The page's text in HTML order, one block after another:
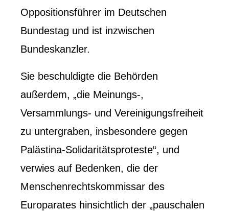
Oppositionsführer im Deutschen
Bundestag und ist inzwischen
Bundeskanzler.
Sie beschuldigte die Behörden
außerdem, „die Meinungs-,
Versammlungs- und Vereinigungsfreiheit
zu untergraben, insbesondere gegen
Palästina-Solidaritätsproteste“, und
verwies auf Bedenken, die der
Menschenrechtskommissar des
Europarates hinsichtlich der „pauschalen